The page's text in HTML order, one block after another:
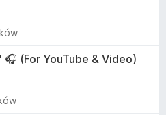
ą
r
(For YouTube & Video)